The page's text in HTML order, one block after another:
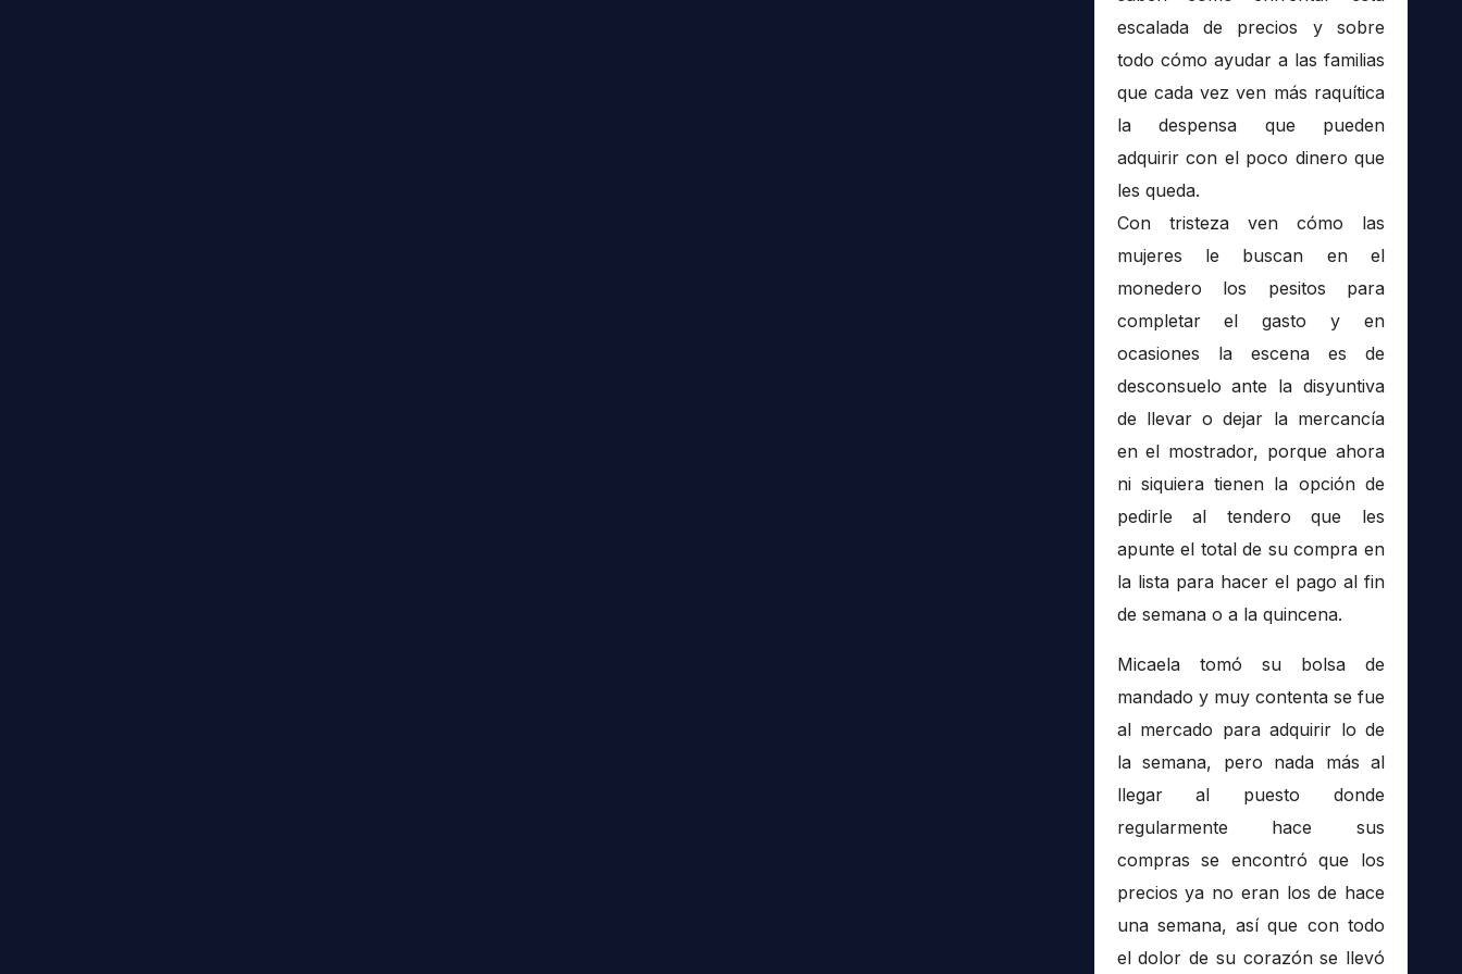
escalada de precios y sobre
todo cómo ayudar a las familias
que cada vez ven más raquítica
la despensa que pueden
adquirir con el poco dinero que
les queda.
Con tristeza ven cómo las
mujeres le buscan en el
monedero los pesitos para
completar el gasto y en
ocasiones la escena es de
desconsuelo ante la disyuntiva
de llevar o dejar la mercancía
en el mostrador, porque ahora
ni siquiera tienen la opción de
pedirle al tendero que les
apunte el total de su compra en
la lista para hacer el pago al fin
de semana o a la quincena.
Micaela tomó su bolsa de
mandado y muy contenta se fue
al mercado para adquirir lo de
la semana, pero nada más al
llegar al puesto donde
regularmente hace sus
compras se encontró que los
precios ya no eran los de hace
una semana, así que con todo
el dolor de su corazón se llevó